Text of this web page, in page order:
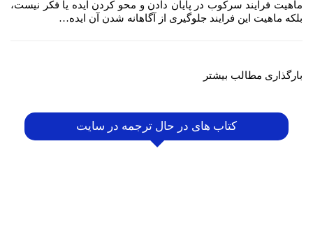
ماهیت فرایند سرکوب در پایان دادن و محو کردن ایده یا فکر نیست،
بلکه ماهیت این فرایند جلوگیری از آگاهانه شدن آن ایده…
بارگذاری مطالب بیشتر
کتاب های در حال ترجمه در سایت